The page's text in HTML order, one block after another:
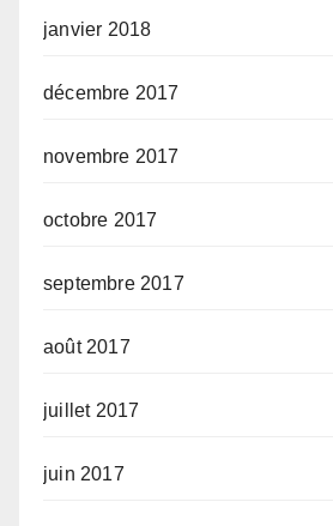
janvier 2018
décembre 2017
novembre 2017
octobre 2017
septembre 2017
août 2017
juillet 2017
juin 2017